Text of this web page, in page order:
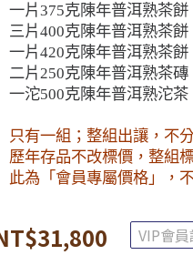
▎一片375克陳年普洱熟茶餅
▎三片400克陳年普洱熟茶餅
▎一片420克陳年普洱熟茶餅
▎二片250克陳年普洱熟茶磚
▎一沱500克陳年普洱熟沱茶
▎只有一組；整組出讓，不
▎歷年存品不改標價，整組
▎此為「會員專屬價格」，
VIP會